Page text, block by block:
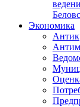
Экономика